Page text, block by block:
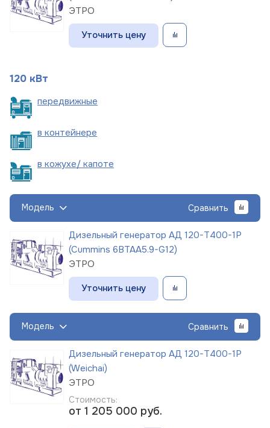
ЭТРО
Уточнить цену
120 кВт
передвижные
в контейнере
в кожухе/ капоте
Модель Сравнить
Дизельный генератор АД 120-Т400-1Р
(Cummins 6BTAA5.9-G12)
ЭТРО
Уточнить цену
Модель Сравнить
Дизельный генератор АД 120-Т400-1Р
(Weichai)
ЭТРО
Стоимость:
от 1 205 000 руб.